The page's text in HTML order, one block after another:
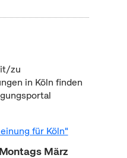
zu
in Köln finden
für Köln"
März